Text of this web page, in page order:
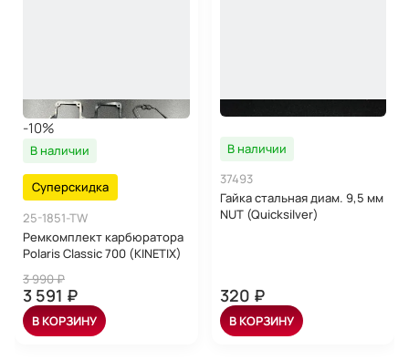
-10%
В наличии
Суперскидка
25-1851-TW
Ремкомплект карбюратора
Polaris Classic 700 (KINETIX)
3 990 ₽
3 591 ₽
В КОРЗИНУ
В наличии
37493
Гайка стальная диам. 9,5 мм
NUT (Quicksilver)
320 ₽
В КОРЗИНУ